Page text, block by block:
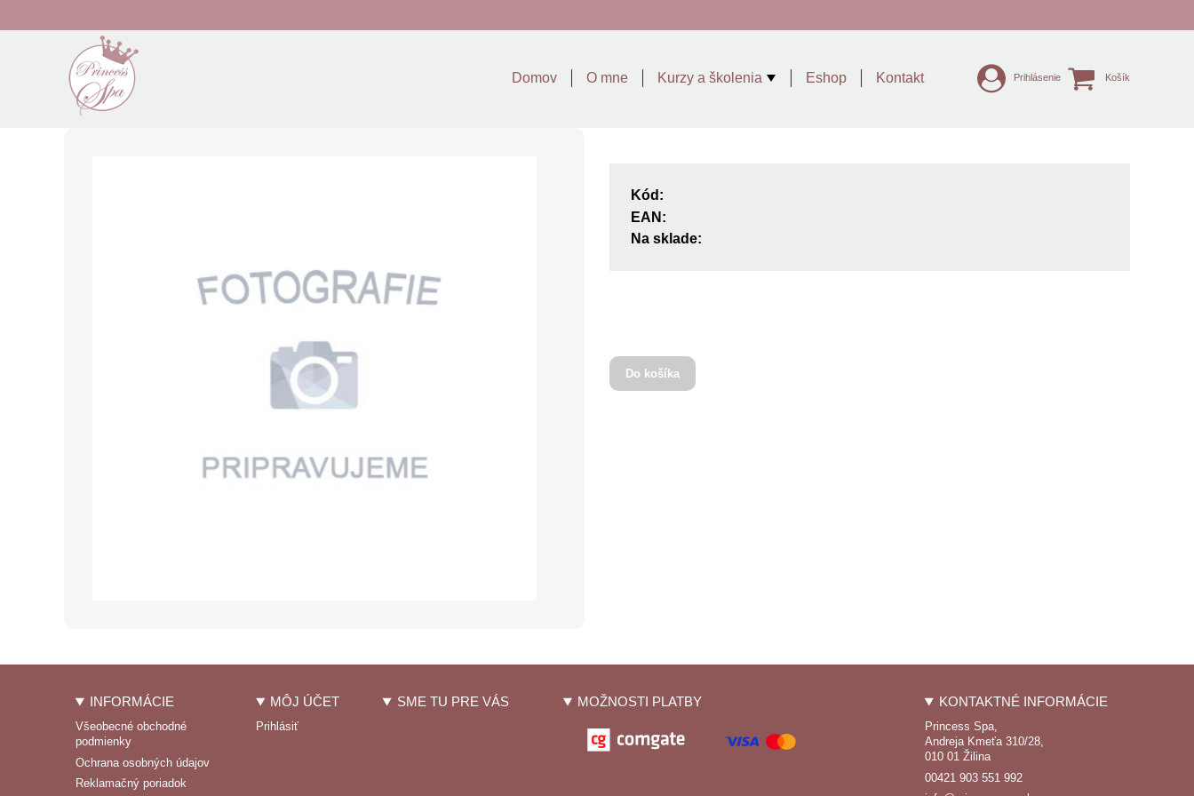
Domov O mne Kurzy a školenia Eshop Kontakt Prihlásenie Košík
Kód:
EAN:
Na sklade:
Do košíka
INFORMÁCIE
Všeobecné obchodné
podmienky
Ochrana osobných údajov
Reklamačný poriadok
MÔJ ÚČET
Prihlásiť
SME TU PRE VÁS MOŽNOSTI PLATBY KONTAKTNÉ INFORMÁCIE
Princess Spa,
Andreja Kmeťa 310/28,
010 01 Žilina
00421 903 551 992